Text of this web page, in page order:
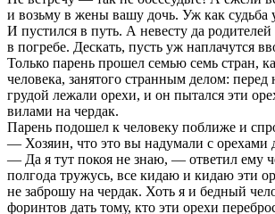
и возьму в жены вашу дочь. Уж как судьба
И пустился в путь. А невесту да родителей
в погребе. Дескать, пусть уж наплачутся
Только парень прошел семью семь стран,
человека, занятого странным делом: перед
грудой лежали орехи, и он пытался эти
вилами на чердак.
Парень подошел к человеку поближе и
— Хозяин, что это вы надумали с орехами
— Да я тут покоя не знаю, — ответил ему
полгода тружусь, все кидаю и кидаю эти
не заброшу на чердак. Хоть я и бедный
форинтов дать тому, кто эти орехи